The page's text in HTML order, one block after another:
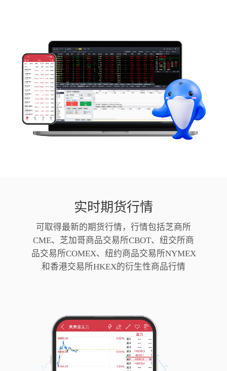
实时期货行情
可取得最新的期货行情，行情包括芝商所
CME、芝加哥商品交易所CBOT、纽交所商
品交易所COMEX、纽约商品交易所NYMEX
和香港交易所HKEX的衍生性商品行情